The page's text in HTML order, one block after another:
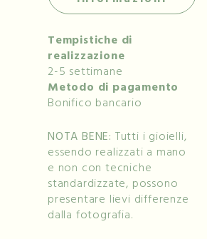
Tempistiche di
realizzazione
2-5 settimane
Metodo di pagamento
Bonifico bancario
NOTA BENE: Tutti i gioielli,
essendo realizzati a mano
e non con tecniche
standardizzate, possono
presentare lievi differenze
dalla fotografia.